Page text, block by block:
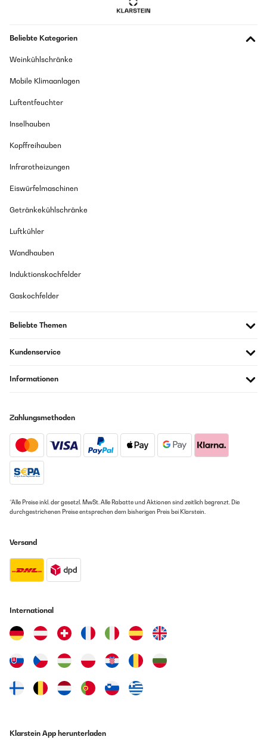
Beliebte Kategorien
Weinkühlschränke
Mobile Klimaanlagen
Luftentfeuchter
Inselhauben
Kopffreihauben
Infrarotheizungen
Eiswürfelmaschinen
Getränkekühlschränke
Luftkühler
Wandhauben
Induktionskochfelder
Gaskochfelder
Beliebte Themen
Kundenservice
Informationen
Zahlungsmethoden
*Alle Preise inkl. der gesetzl. MwSt. Alle Rabatte und Aktionen sind zeitlich begrenzt. Die
durchgestrichenen Preise entsprechen dem bisherigen Preis bei Klarstein.
Versand
International
Klarstein App herunterladen